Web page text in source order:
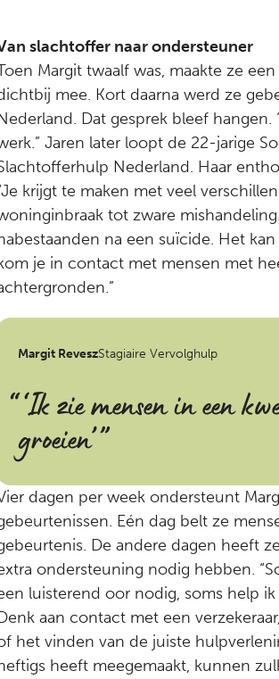
slachtoffer naar ondersteuner
Margit twaalf was, maakte ze
mee. Kort daarna werd ze
Dat gesprek bleef
Jaren later loopt de 22-jarige
Nederland. Haar
krijgt te maken met veel
tot zware
na een suïcide. Het
je in contact met mensen met
‘Ik zie mensen in een
groeien’
Margit ReveszStagiaire Vervolghulp
dagen per week ondersteunt
Eén dag belt ze
De andere dagen heeft
ondersteuning nodig hebben.
luisterend oor nodig, soms help
aan contact met een
het vinden van de juiste
heeft meegemaakt, kunnen